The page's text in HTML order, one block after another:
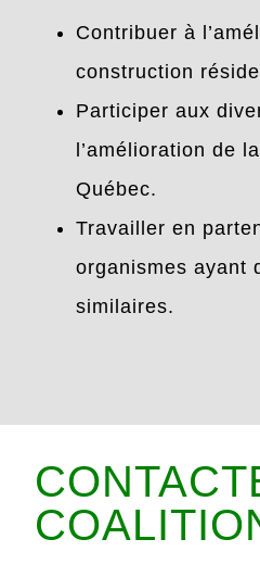
Contribuer à
construction
Participer aux
l’amélioration de
Québec.
Travailler en
organismes ayant
similaires.